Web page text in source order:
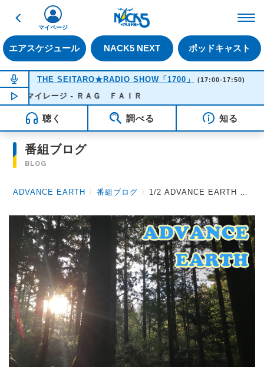
戻る
エアスケジュール NACK5 NEXT ポッドキャスト
マイページ
NOW ON AIR
THE SEITARO★RADIO SHOW「1700」 (17:00-17:50)
NOW PLAYING17:21
のマイレージ - ＲＡＧ ＦＡＩＲ
聴く 調べる 知る
番組ブログ
BLOG
ADVANCE EARTH 〉番組ブログ 〉 1/2 ADVANCE EARTH 放送後記